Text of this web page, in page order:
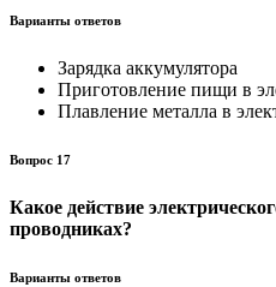
Варианты ответов
Зарядка аккумулятора
Приготовление пищи в
Плавление металла в
Вопрос 17
Какое действие
про­водниках?
Варианты ответов